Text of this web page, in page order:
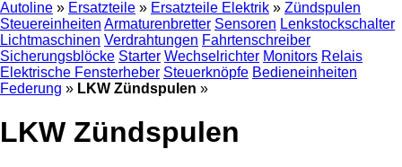
Autoline » Ersatzteile » Ersatzteile Elektrik » Zündspulen
Steuereinheiten Armaturenbretter Sensoren Lenkstockschalter
Lichtmaschinen Verdrahtungen Fahrtenschreiber
Sicherungsblöcke Starter Wechselrichter Monitors Relais
Elektrische Fensterheber Steuerknöpfe Bedieneinheiten
Federung » LKW Zündspulen »
LKW Zündspulen